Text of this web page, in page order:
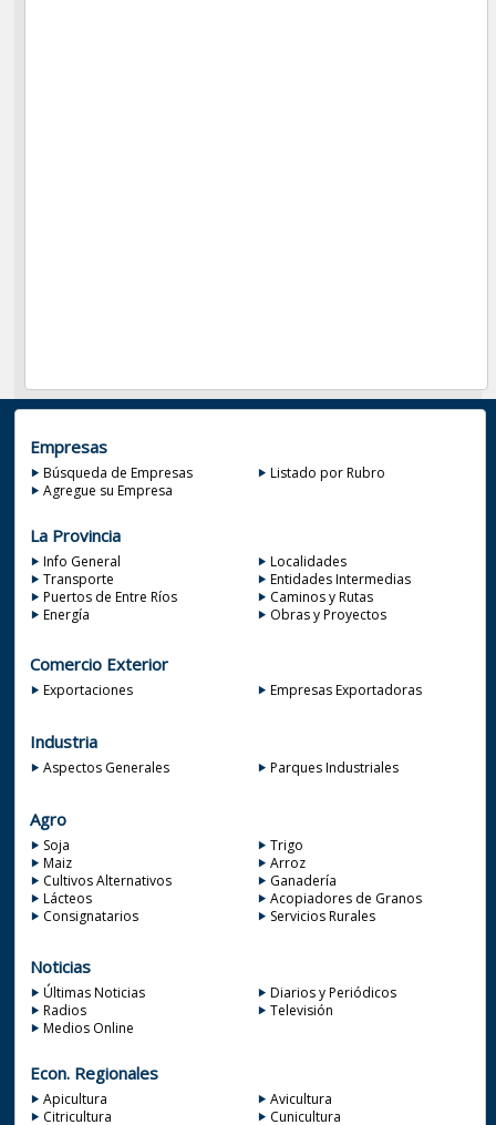
Empresas
Búsqueda de Empresas
Listado por Rubro
Agregue su Empresa
La Provincia
Info General
Localidades
Transporte
Entidades Intermedias
Puertos de Entre Ríos
Caminos y Rutas
Energía
Obras y Proyectos
Comercio Exterior
Exportaciones Empresas Exportadoras
Industria
Aspectos Generales Parques Industriales
Agro
Soja
Trigo
Maiz
Arroz
Cultivos Alternativos
Ganadería
Lácteos
Acopiadores de Granos
Consignatarios
Servicios Rurales
Noticias
Últimas Noticias
Diarios y Periódicos
Radios
Televisión
Medios Online
Econ. Regionales
Apicultura
Avicultura
Citricultura
Cunicultura